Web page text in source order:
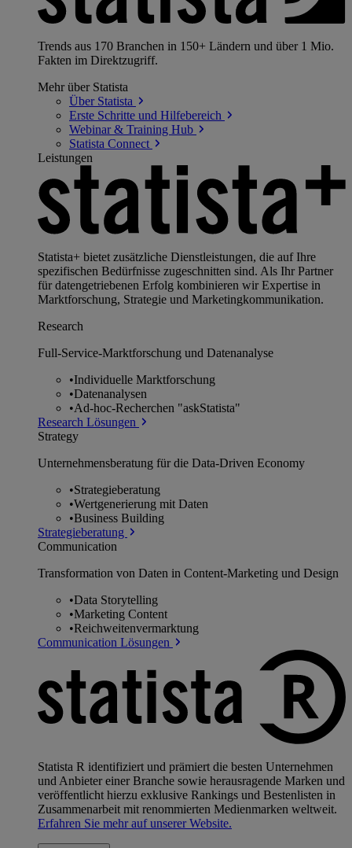
Trends aus 170 Branchen in 150+ Ländern und über 1 Mio.
Fakten im Direktzugriff.
Mehr über Statista
Über Statista
Erste Schritte und Hilfebereich
Webinar & Training Hub
Statista Connect
Leistungen
Statista+ bietet zusätzliche Dienstleistungen, die auf Ihre
spezifischen Bedürfnisse zugeschnitten sind. Als Ihr Partner
für datengetriebenen Erfolg kombinieren wir Expertise in
Marktforschung, Strategie und Marketingkommunikation.
Research
Full-Service-Marktforschung und Datenanalyse
•Individuelle Marktforschung
•Datenanalysen
•Ad-hoc-Recherchen "askStatista"
Research Lösungen
Strategy
Unternehmens­beratung für die Data-Driven Economy
•Strategieberatung
•Wertgenerierung mit Daten
•Business Building
Strategieberatung
Communication
Transformation von Daten in Content-Marketing und Design
•Data Storytelling
•Marketing Content
•Reichweitenvermarktung
Communication Lösungen
Statista R identifiziert und prämiert die besten Unternehmen
und Anbieter einer Branche sowie herausragende Marken und
veröffentlicht hierzu exklusive Rankings und Bestenlisten in
Zusammenarbeit mit renommierten Medienmarken weltweit.
Erfahren Sie mehr auf unserer Website.